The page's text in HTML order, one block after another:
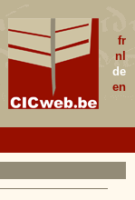
fr
nl
de
en